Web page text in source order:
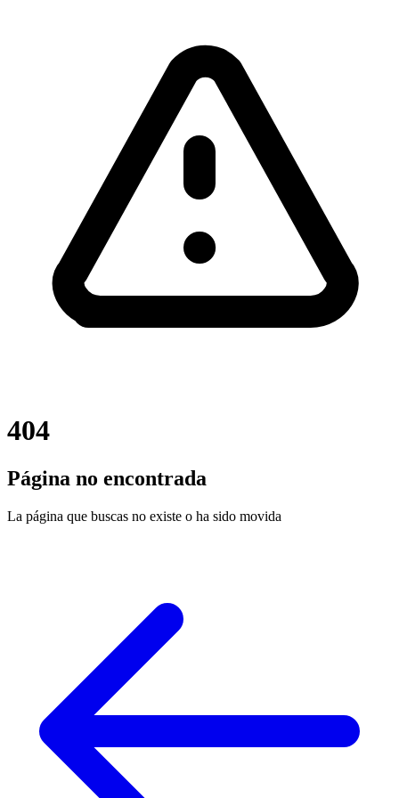
404
Página no encontrada
La página que buscas no existe o ha sido movida